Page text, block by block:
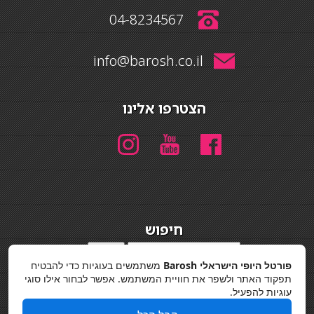
04-8234567
info@barosh.co.il
הצטרפו אלינו
חיפוש
מדיניות פרטיות
פורטל היופי הישראלי Barosh
משתמשים בעוגיות כדי להבטיח
תפקוד האתר ולשפר את חוויית המשתמש. אפשר לבחור אילו סוגי
עוגיות להפעיל.